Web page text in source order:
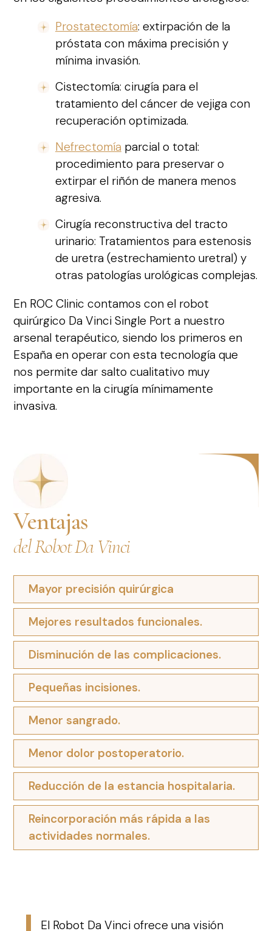
Prostatectomía: extirpación de la
próstata con máxima precisión y
mínima invasión.
Cistectomía: cirugía para el
tratamiento del cáncer de vejiga con
recuperación optimizada.
Nefrectomía parcial o total:
procedimiento para preservar o
extirpar el riñón de manera menos
agresiva.
Cirugía reconstructiva del tracto
urinario: Tratamientos para estenosis
de uretra (estrechamiento uretral) y
otras patologías urológicas complejas.
En ROC Clinic contamos con el robot
quirúrgico Da Vinci Single Port a nuestro
arsenal terapéutico, siendo los primeros en
España en operar con esta tecnología que
nos permite dar salto cualitativo muy
importante en la cirugía mínimamente
invasiva.
Ventajas
del Robot Da Vinci
Mayor precisión quirúrgica
Mejores resultados funcionales.
Disminución de las complicaciones.
Pequeñas incisiones.
Menor sangrado.
Menor dolor postoperatorio.
Reducción de la estancia hospitalaria.
Reincorporación más rápida a las
actividades normales.
El Robot Da Vinci ofrece una visión